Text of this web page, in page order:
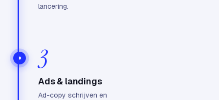
lancering.
3
Ads & landings
Ad-copy schrijven en